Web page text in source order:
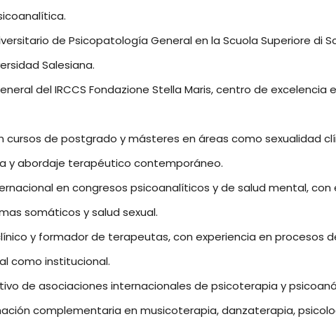
de Psicopatología General en la Scuola Superiore di
Salesiana.
del IRCCS Fondazione Stella Maris, centro de
cursos de postgrado y másteres en áreas como sexualidad
y abordaje terapéutico contemporáneo.
en congresos psicoanalíticos y de salud mental,
somáticos y salud sexual.
y formador de terapeutas, con experiencia en procesos
como institucional.
de asociaciones internacionales de psicoterapia y
complementaria en musicoterapia, danzaterapia,